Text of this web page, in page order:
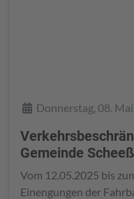
DetailsDonnerstag, 08.
Gemeinde
Vom 12.05.2025 bis
Einengungen der